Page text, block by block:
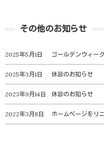
その他のお知らせ
2025年5月1日 ゴールデンウィー
2025年3月1日 休診のお知らせ
2023年9月14日 休診のお知らせ
2022年3月8日 ホームページをリ